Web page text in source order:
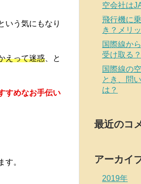
いう気にもなり
えって迷惑 、と
すめなお手伝い
。
空会社は
飛行機に
き？メリ
国際線か
受け取る
国際線の
とき、問
は？
最近のコ
アーカイ
2019年